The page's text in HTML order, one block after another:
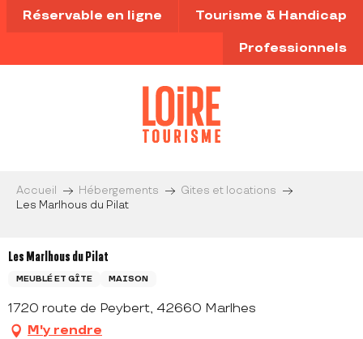
Aller
au
principal
Réservable en ligne Tourisme & Handicap
Professionnels
Accueil Hébergements
Gites et locations
Les Marlhous du Pilat
Les Marlhous du Pilat
MEUBLÉ ET GÎTE MAISON
1720 route de Peybert, 42660 Marlhes
M'y rendre